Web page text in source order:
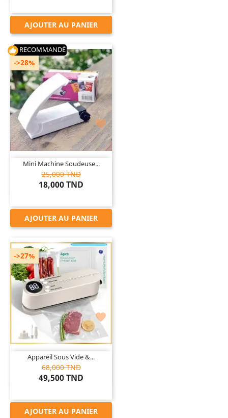
AJOUTER AU PANIER

thumb_up RECOMMANDÉ
Mini Machine Soudeuse...
25,000 TND
18,000 TND
->28%
AJOUTER AU PANIER

Appareil Sous Vide &...
68,000 TND
49,500 TND
->27%
AJOUTER AU PANIER